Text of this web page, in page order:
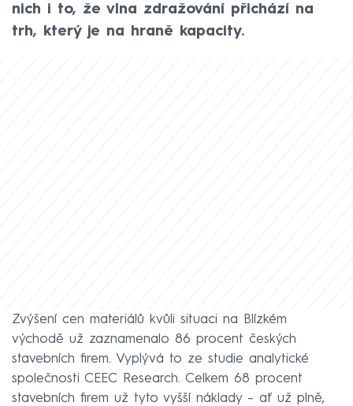
nich i to, že vlna zdražování přichází na
trh, který je na hraně kapacity.
Zvýšení cen materiálů kvůli situaci na Blízkém
východě už zaznamenalo 86 procent českých
stavebních firem. Vyplývá to ze studie analytické
společnosti CEEC Research. Celkem 68 procent
stavebních firem už tyto vyšší náklady – ať už plně,